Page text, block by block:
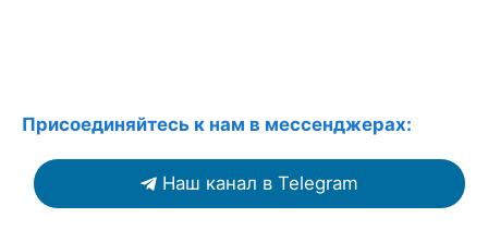
Присоединяйтесь к нам в мессенджерах:
Наш канал в Telegram